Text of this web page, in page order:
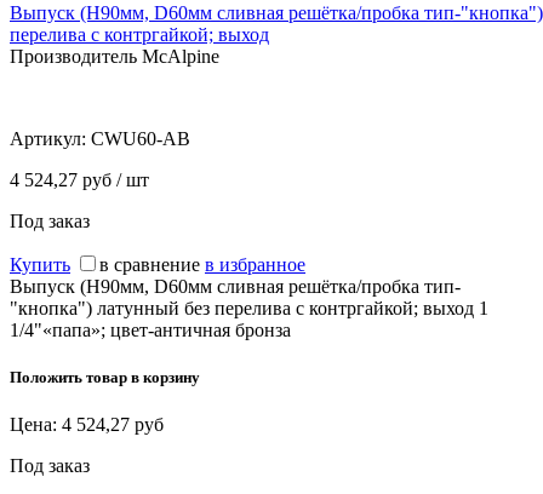
Выпуск (H90мм, D60мм сливная решётка/пробка тип-
перелива с контргайкой; выход
Производитель McAlpine
Артикул: CWU60-AB
4 524,27 руб / шт
Под заказ
Купить в сравнение в избранное
Выпуск (H90мм, D60мм сливная решётка/пробка тип-
"кнопка") латунный без перелива с контргайкой; выход 1
1/4"«папа»; цвет-античная бронза
Положить товар в корзину
Цена: 4 524,27 руб
Под заказ